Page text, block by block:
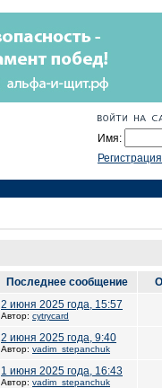
Имя:
Регистрация
Последнее сообщение
2 июня 2025 года, 15:57
Автор: cytrycard
2 июня 2025 года, 9:40
Автор: vadim_stepanchuk
1 июня 2025 года, 16:43
Автор: vadim_stepanchuk